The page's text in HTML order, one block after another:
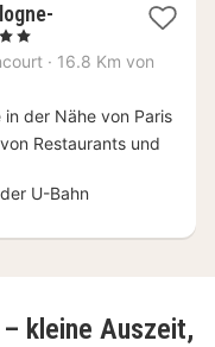
· 16.8 Km von
in der Nähe von Paris
Restaurants und
U-Bahn
kleine Auszeit,